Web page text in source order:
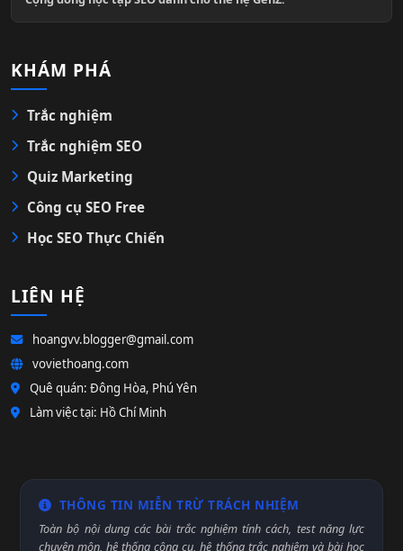
KHÁM PHÁ
Trắc nghiệm
Trắc nghiệm SEO
Quiz Marketing
Công cụ SEO Free
Học SEO Thực Chiến
LIÊN HỆ
hoangvv.blogger@gmail.com
voviethoang.com
Quê quán: Đông Hòa, Phú Yên
Làm việc tại: Hồ Chí Minh
THÔNG TIN MIỄN TRỪ TRÁCH NHIỆM
Toàn bộ nội dung các bài trắc nghiệm tính cách, test năng lực
chuyên môn, hệ thống công cụ, hệ thống trắc nghiệm và bài học